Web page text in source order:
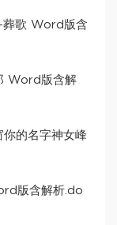
葬歌 Word版含
Word版含解
的名字神女峰
版含解析.do